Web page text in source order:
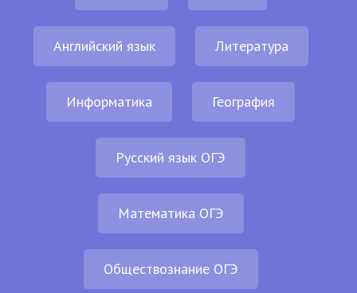
Английский язык Литература
Информатика География
Русский язык ОГЭ
Математика ОГЭ
Обществознание ОГЭ